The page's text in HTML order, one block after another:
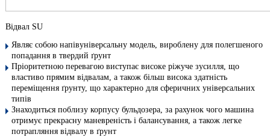
Відвал SU
Являє собою напівуніверсальну модель, вироблену для полегшеного
попадання в твердий ґрунт
Пріоритетною перевагою виступає високе ріжуче зусилля, що
властиво прямим відвалам, а також більш висока здатність
переміщення ґрунту, що характерно для сферичних універсальних
типів
Знаходиться поблизу корпусу бульдозера, за рахунок чого машина
отримує прекрасну маневреність і балансування, а також легке
потрапляння відвалу в ґрунт